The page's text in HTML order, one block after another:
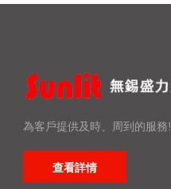
為客戶提供及時、周到的服務!
查看詳情